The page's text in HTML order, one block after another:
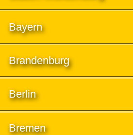
Bayern
Brandenburg
Berlin
Bremen